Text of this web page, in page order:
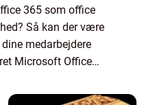
365 som office
Så kan der være
medarbejdere
Microsoft Office